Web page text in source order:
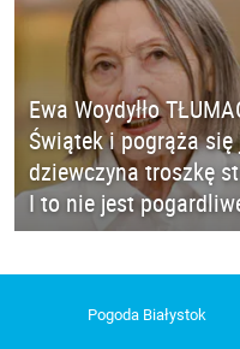
Ewa Woydyłło
Świątek i pogrąża się
dziewczyna troszkę
I to nie jest
Pogoda Białystok